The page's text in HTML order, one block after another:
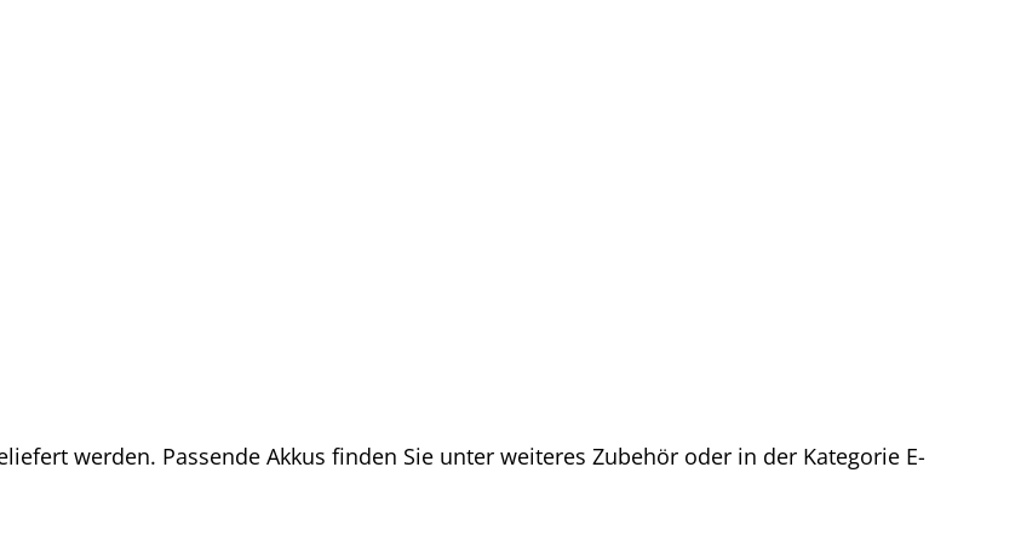
werden. Passende Akkus finden Sie unter weiteres Zubehör oder in der Kategorie E-